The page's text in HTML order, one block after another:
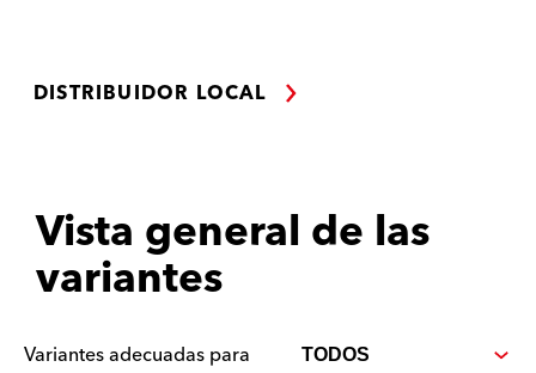
DISTRIBUIDOR LOCAL
Vista general de las
variantes
Variantes adecuadas para